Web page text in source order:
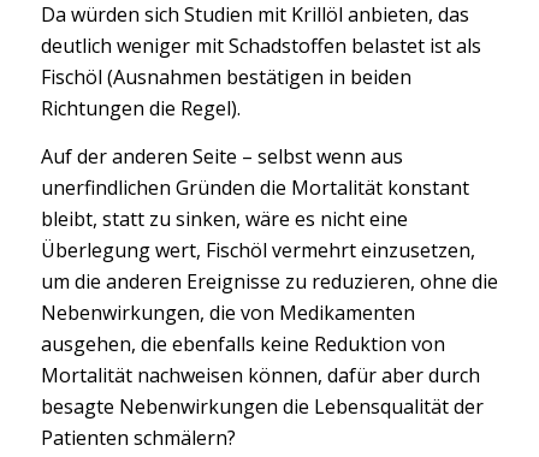
Da würden sich Studien mit Krillöl anbieten, das
deutlich weniger mit Schadstoffen belastet ist als
Fischöl (Ausnahmen bestätigen in beiden
Richtungen die Regel).
Auf der anderen Seite – selbst wenn aus
unerfindlichen Gründen die Mortalität konstant
bleibt, statt zu sinken, wäre es nicht eine
Überlegung wert, Fischöl vermehrt einzusetzen,
um die anderen Ereignisse zu reduzieren, ohne die
Nebenwirkungen, die von Medikamenten
ausgehen, die ebenfalls keine Reduktion von
Mortalität nachweisen können, dafür aber durch
besagte Nebenwirkungen die Lebensqualität der
Patienten schmälern?